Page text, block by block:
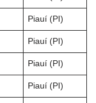
Piauí (PI)
Piauí (PI)
Piauí (PI)
Piauí (PI)